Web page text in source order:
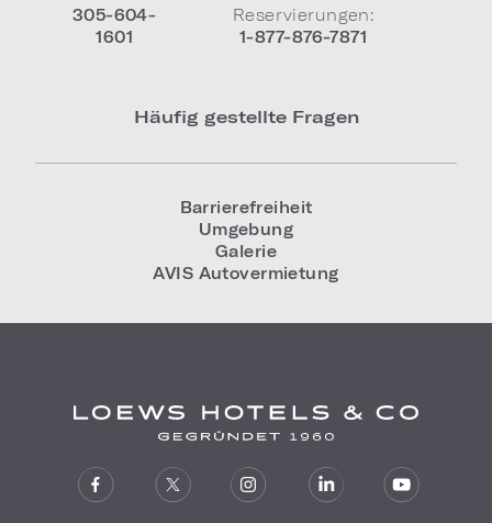
305-604-
1601
Reservierungen:
1-877-876-7871
Häufig gestellte Fragen
Barrierefreiheit
Umgebung
Galerie
AVIS Autovermietung